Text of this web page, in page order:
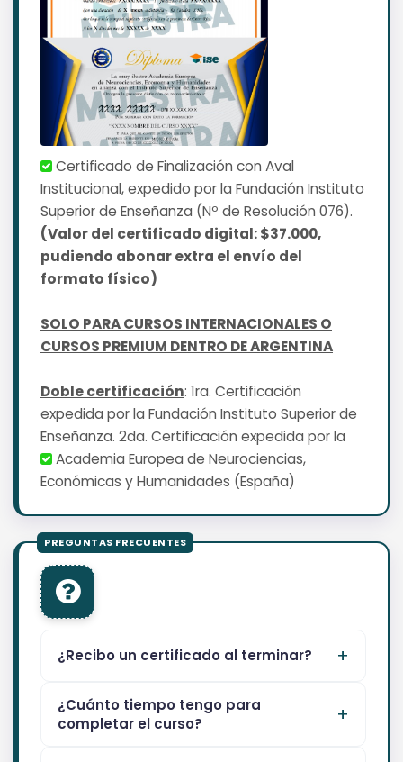
Certificado de Finalización con Aval
Institucional, expedido por la Fundación Instituto
Superior de Enseñanza (Nº de Resolución 076).
(Valor del certificado digital: $37.000,
pudiendo abonar extra el envío del
formato físico)
SOLO PARA CURSOS INTERNACIONALES O
CURSOS PREMIUM DENTRO DE ARGENTINA
Doble certificación: 1ra. Certificación
expedida por la Fundación Instituto Superior de
Enseñanza. 2da. Certificación expedida por la
Academia Europea de Neurociencias,
Económicas y Humanidades (España)
¿Recibo un certificado al terminar?
¿Cuánto tiempo tengo para
completar el curso?